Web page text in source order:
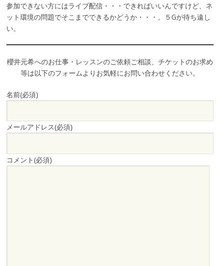
参加できない方にはライブ配信・・・できればいいんですけど、ネ
ット環境の問題でそこまでできるかどうか・・・。５Gが待ち遠し
い。
櫻井元希へのお仕事・レッスンのご依頼ご相談、チケットのお求め
等は以下のフォームよりお気軽にお問い合わせください。
名前(必須)
メールアドレス(必須)
コメント(必須)